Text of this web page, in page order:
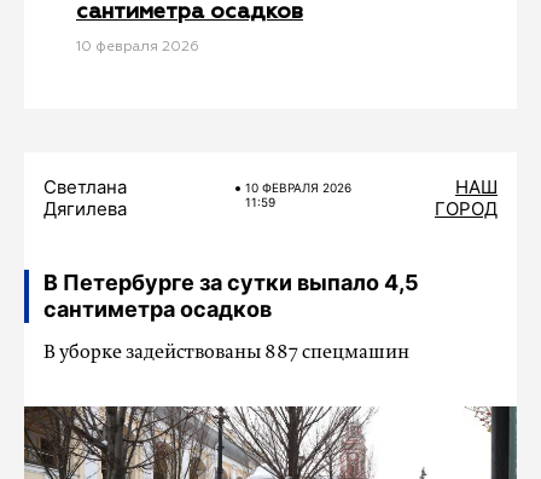
сантиметра осадков
10 февраля 2026
Светлана
Дягилева
10 ФЕВРАЛЯ 2026
11:59
НАШ
ГОРОД
В Петербурге за сутки выпало 4,5
сантиметра осадков
В уборке задействованы 887 спецмашин